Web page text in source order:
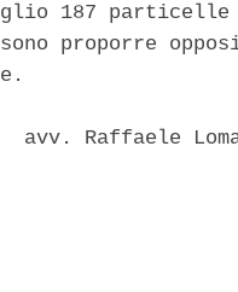
187 particelle
proporre
avv. Raffaele